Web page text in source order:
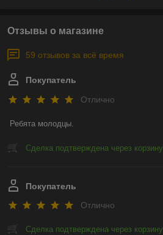
Отзывы о магазине
59 отзывов за всё время
Покупатель
Отлично
Ребята молодцы.
Сделка подтверждена через корзину
Покупатель
Отлично
Сделка подтверждена через корзину